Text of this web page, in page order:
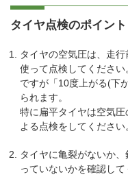
タイヤ点検のポイント
タイヤの空気圧は、走
使って点検してくださ
ですが「10度上がる(下
られます。
特に扁平タイヤは空気
よる点検をしてくださ
タイヤに亀裂がないか
っていないかを確認して